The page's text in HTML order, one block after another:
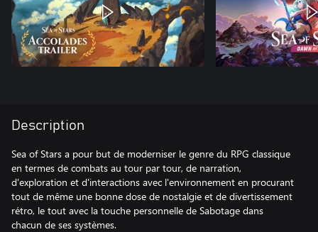
Description
Sea of Stars a pour but de moderniser le genre du RPG classique
en termes de combats au tour par tour, de narration,
d'exploration et d'interactions avec l'environnement en procurant
tout de même une bonne dose de nostalgie et de divertissement
rétro, le tout avec la touche personnelle de Sabotage dans
chacun de ses systèmes.